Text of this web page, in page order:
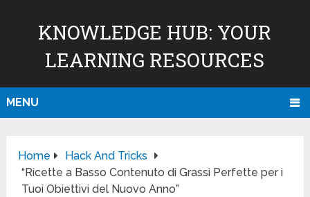
KNOWLEDGE HUB: YOUR
LEARNING RESOURCES
MENU
Home
Hack And Tricks
“Ricette a Basso Contenuto di Grassi Perfette per i
Tuoi Obiettivi del Nuovo Anno”